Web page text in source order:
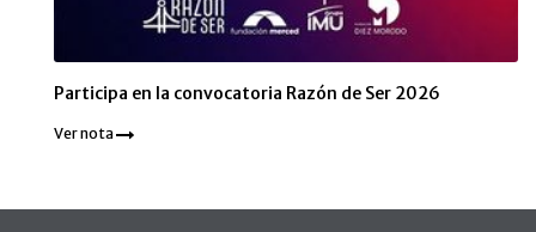
Participa en la convocatoria Razón de Ser 2026
Ver nota